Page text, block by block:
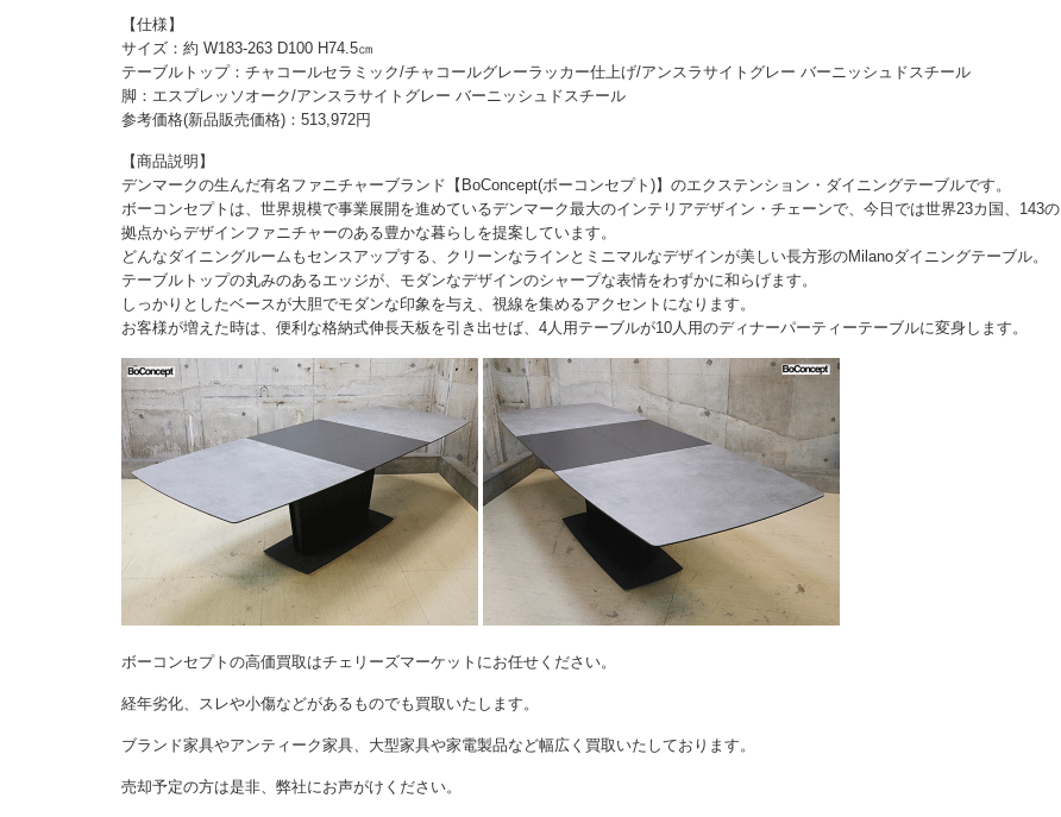
【仕様】
サイズ：約 W183-263 D100 H74.5㎝
テーブルトップ：チャコールセラミック/チャコールグレーラッカー仕上げ/アンスラサイトグレー バーニッシュドスチール
脚：エスプレッソオーク/アンスラサイトグレー バーニッシュドスチール
参考価格(新品販売価格)：513,972円
【商品説明】
デンマークの生んだ有名ファニチャーブランド【BoConcept(ボーコンセプト)】のエクステンション・ダイニングテーブルです。
ボーコンセプトは、世界規模で事業展開を進めているデンマーク最大のインテリアデザイン・チェーンで、今日では世界23カ国、143の
拠点からデザインファニチャーのある豊かな暮らしを提案しています。
どんなダイニングルームもセンスアップする、クリーンなラインとミニマルなデザインが美しい長方形のMilanoダイニングテーブル。
テーブルトップの丸みのあるエッジが、モダンなデザインのシャープな表情をわずかに和らげます。
しっかりとしたベースが大胆でモダンな印象を与え、視線を集めるアクセントになります。
お客様が増えた時は、便利な格納式伸長天板を引き出せば、4人用テーブルが10人用のディナーパーティーテーブルに変身します。
ボーコンセプトの高価買取はチェリーズマーケットにお任せください。
経年劣化、スレや小傷などがあるものでも買取いたします。
ブランド家具やアンティーク家具、大型家具や家電製品など幅広く買取いたしております。
売却予定の方は是非、弊社にお声がけください。